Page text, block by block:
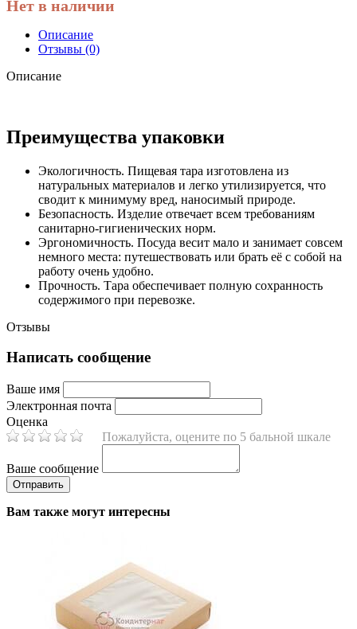
Нет в наличии
Описание
Отзывы (0)
Описание
Преимущества упаковки
Экологичность. Пищевая тара изготовлена из
натуральных материалов и легко утилизируется, что
сводит к минимуму вред, наносимый природе.
Безопасность. Изделие отвечает всем требованиям
санитарно-гигиенических норм.
Эргономичность. Посуда весит мало и занимает совсем
немного места: путешествовать или брать её с собой на
работу очень удобно.
Прочность. Тара обеспечивает полную сохранность
содержимого при перевозке.
Отзывы
Написать сообщение
Ваше имя
Электронная почта
Оценка
Пожалуйста, оцените по 5 бальной шкале
Ваше сообщение
Вам также могут интересны